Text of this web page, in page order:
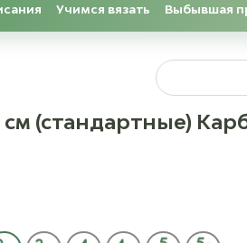
Учимся вязать Выбывшая
(стандартные)